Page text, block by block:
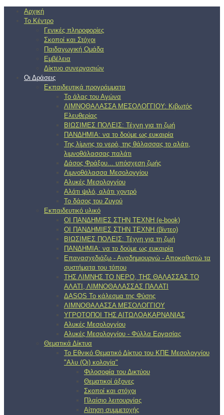
Αρχική
Το Κέντρο
Γενικές πληροφορίες
Σκοποί και Στόχοι
Παιδαγωγική Ομάδα
Εμβέλεια
Δίκτυο συνεργασιών
Οι Δράσεις
Εκπαιδευτικά προγράμματα
Το άλας του Αγώνα
ΛΙΜΝΟΘΑΛΑΣΣΑ ΜΕΣΟΛΟΓΓΙΟΥ: Κιβωτός
Ελευθερίας
ΒΙΩΣΙΜΕΣ ΠΟΛΕΙΣ: Τέχνη για τη ζωή
ΠΑΝΔΗΜΙΑ: να το δούμε ως ευκαιρία
Της λίμνης το νερό, της θάλασσας το αλάτι,
λιμνοθάλασσας παλάτι
Δάσος Φράξου... υπόσχεση ζωής
Λιμνοθάλασσα Μεσολογγίου
Αλυκές Μεσολογγίου
Αλάτι ψιλό, αλάτι χοντρό
Το δάσος του Ζυγού
Εκπαιδευτικό υλικό
ΟΙ ΠΑΝΔΗΜΙΕΣ ΣΤΗΝ ΤΕΧΝΗ (e-book)
ΟΙ ΠΑΝΔΗΜΙΕΣ ΣΤΗΝ ΤΕΧΝΗ (βίντεο)
ΒΙΩΣΙΜΕΣ ΠΟΛΕΙΣ: Τέχνη για τη ζωή
ΠΑΝΔΗΜΙΑ: να το δούμε ως ευκαιρία
Επανασχεδιάζω - Αναδημιουργώ - Αποκαθιστώ τα
συστήματα του τόπου
ΤΗΣ ΛΙΜΝΗΣ ΤΟ ΝΕΡΟ, ΤΗΣ ΘΑΛΑΣΣΑΣ ΤΟ
ΑΛΑΤΙ, ΛΙΜΝΟΘΑΛΑΣΣΑΣ ΠΑΛΑΤΙ
ΔΑSOS Το κάλεσμα της Φύσης
ΛΙΜΝΟΘΑΛΑΣΣΑ ΜΕΣΟΛΟΓΓΙΟΥ
ΥΓΡΟΤΟΠΟΙ ΤΗΣ ΑΙΤΩΛΟΑΚΑΡΝΑΝΙΑΣ
Αλυκές Μεσολογγίου
Αλυκές Μεσολογγίου - Φύλλα Εργασίας
Θεματικά Δίκτυα
Το Εθνικό Θεματικό Δίκτυο του ΚΠΕ Μεσολογγίου
"Αλυ (Oι) κολογία"
Φιλοσοφία του Δικτύου
Θεματικοί άξονες
Σκοποί και στόχοι
Πλαίσιο λειτουργίας
Αίτηση συμμετοχής